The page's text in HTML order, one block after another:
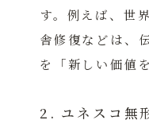
す。例えば、世
舎修復などは、
を「新しい価値
2. ユネスコ無